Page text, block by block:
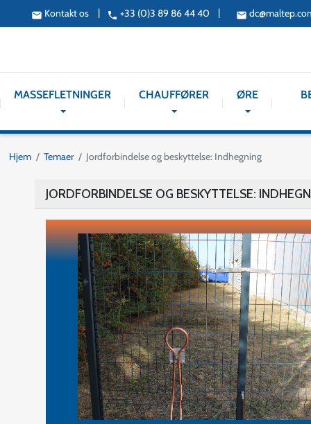
email Kontakt os | phone +33 (0)3 89 86 44 40 | email
MASSEFLETNINGER CHAUFFØRER ØRE
Hjem Temaer Jordforbindelse og beskyttelse: Indhegning
JORDFORBINDELSE OG BESKYTTELSE: